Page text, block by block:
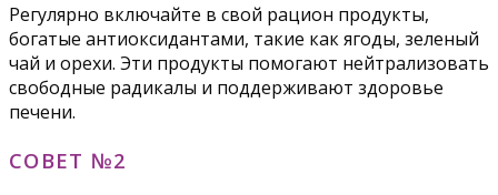
Регулярно включайте в свой рацион продукты,
богатые антиоксидантами, такие как ягоды, зеленый
чай и орехи. Эти продукты помогают нейтрализовать
свободные радикалы и поддерживают здоровье
печени.
СОВЕТ №2